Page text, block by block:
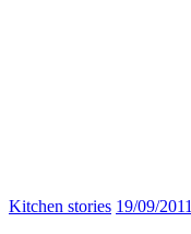
Kitchen stories 19/09/2011